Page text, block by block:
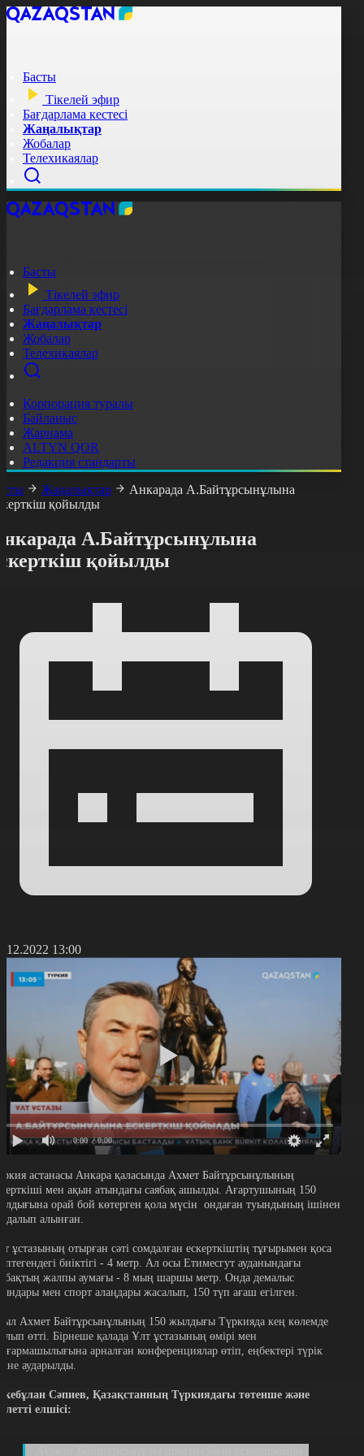
Басты
Тікелей эфир
Бағдарлама кестесі
Жаңалықтар
Жобалар
Телехикаялар
Басты
Тікелей эфир
Бағдарлама кестесі
Жаңалықтар
Жобалар
Телехикаялар
Корпорация туралы
Байланыс
Жарнама
ALTYN QOR
Редакция стандарты
Жаңалықтар
Анкарада А.Байтұрсынұлына
қойылды
А.Байтұрсынұлына
қойылды
13:00
0:00 / 0:00
астанасы Анкара қаласында Ахмет Байтұрсынұлының
мен ақын атындағы саябақ ашылды. Ағартушының 150
орай бой көтерген қола мүсін ондаған туындының ішінен
алынған.
ұстазының отырған сәті сомдалған ескерткіштің тұғырымен қоса
биіктігі - 4 метр. Ал осы Етимесгут ауданындағы
жалпы аумағы - 8 мың шаршы метр. Онда демалыс
мен спорт алаңдары жасалып, 150 түп ағаш егілген.
Ахмет Байтұрсынұлының 150 жылдығы Түркияда кең көлемде
өтті. Бірнеше қалада Ұлт ұстазының өмірі мен
арналған конференциялар өтіп, еңбектері түрік
аударылды.
Сәпиев, Қазақстанның Түркиядағы төтенше және
елшісі: